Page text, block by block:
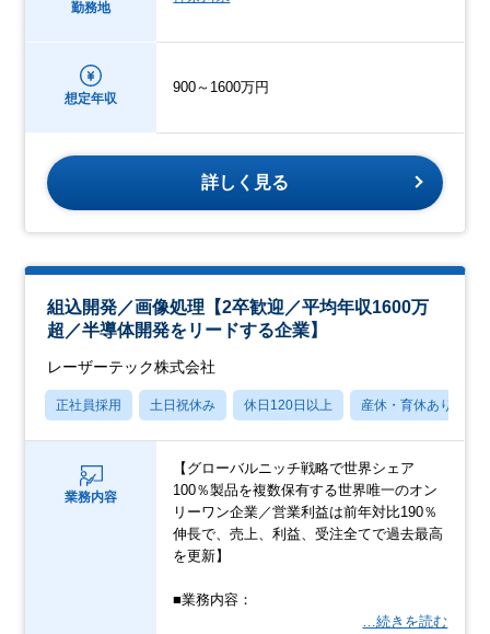
勤務地
想定年収
900～1600万円
詳しく見る
組込開発／画像処理【2卒歓迎／平均年収1600万
超／半導体開発をリードする企業】
レーザーテック株式会社
正社員採用 土日祝休み 休日120日以上 産休・育休あり
業務内容
【グローバルニッチ戦略で世界シェア
100％製品を複数保有する世界唯一のオン
リーワン企業／営業利益は前年対比190％
伸長で、売上、利益、受注全てで過去最高
を更新】
■業務内容：
…続きを読む